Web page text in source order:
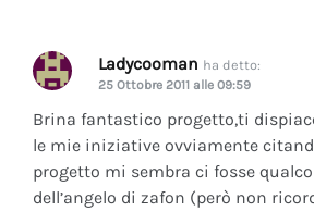
Ladycooman ha detto:
25 Ottobre 2011 alle 09:59
Brina fantastico progetto,ti
le mie iniziative ovviamente
progetto mi sembra ci fosse
dell’angelo di zafon (però non